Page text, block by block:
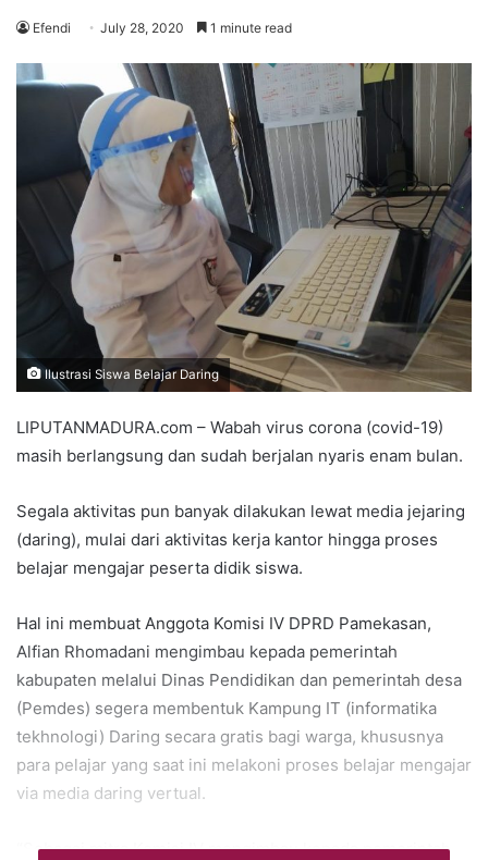
Efendi July 28, 2020 1 minute read
Ilustrasi Siswa Belajar Daring
LIPUTANMADURA.com – Wabah virus corona (covid-19)
masih berlangsung dan sudah berjalan nyaris enam bulan.
Segala aktivitas pun banyak dilakukan lewat media jejaring
(daring), mulai dari aktivitas kerja kantor hingga proses
belajar mengajar peserta didik siswa.
Hal ini membuat Anggota Komisi IV DPRD Pamekasan,
Alfian Rhomadani mengimbau kepada pemerintah
kabupaten melalui Dinas Pendidikan dan pemerintah desa
(Pemdes) segera membentuk Kampung IT (informatika
tekhnologi) Daring secara gratis bagi warga, khususnya
para pelajar yang saat ini melakoni proses belajar mengajar
via media daring vertual.
“Sebagai mitra Komisi IV mengimbau kepada pemerintah